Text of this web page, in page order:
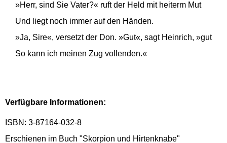
»Herr, sind Sie Vater?« ruft der Held mit heiterm Mut
Und liegt noch immer auf den Händen.
»Ja, Sire«, versetzt der Don. »Gut«, sagt Heinrich, »gut
So kann ich meinen Zug vollenden.«
Verfügbare Informationen:
ISBN: 3-87164-032-8
Erschienen im Buch "Skorpion und Hirtenknabe"